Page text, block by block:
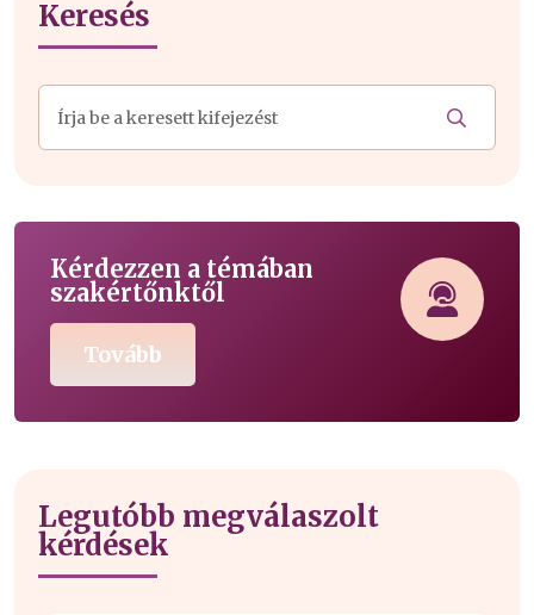
Keresés
Kérdezzen a témában
szakértőnktől
Tovább
Legutóbb megválaszolt
kérdések